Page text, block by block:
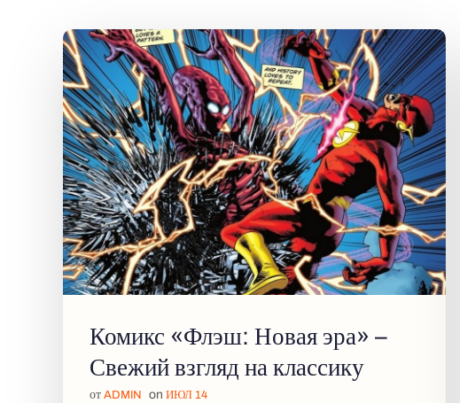
Комикс «Флэш: Новая эра» –
Свежий взгляд на классику
от ADMIN on ИЮЛ 14